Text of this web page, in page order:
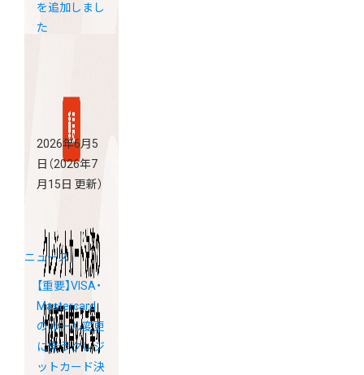
を追加しまし
た
2026年6月5
日 （2026年7
月15日 更新）
ニュース
【重要】VISA・
Mastercard
のルール変更
に伴うクレジ
ットカード決